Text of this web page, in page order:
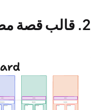
2. قالب قصة مصورة من ClickUp